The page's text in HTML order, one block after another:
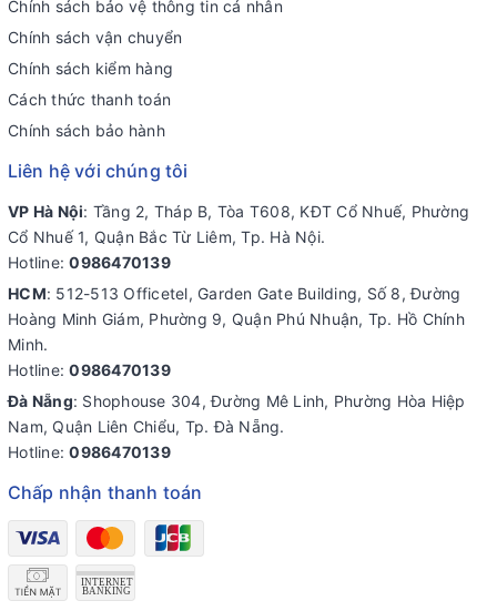
Chính sách bảo vệ thông tin cá nhân
Chính sách vận chuyển
Chính sách kiểm hàng
Cách thức thanh toán
Chính sách bảo hành
Liên hệ với chúng tôi
VP Hà Nội: Tầng 2, Tháp B, Tòa T608, KĐT Cổ Nhuế, Phường
Cổ Nhuế 1, Quận Bắc Từ Liêm, Tp. Hà Nội.
Hotline:0986470139
HCM: 512-513 Officetel, Garden Gate Building, Số 8, Đường
Hoàng Minh Giám, Phường 9, Quận Phú Nhuận, Tp. Hồ Chính
Minh.
Hotline:0986470139
Đà Nẵng: Shophouse 304, Đường Mê Linh, Phường Hòa Hiệp
Nam, Quận Liên Chiểu, Tp. Đà Nẵng.
Hotline:0986470139
Chấp nhận thanh toán